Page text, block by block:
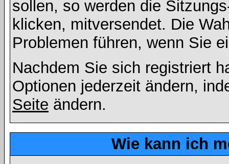
sollen, so werden die
klicken, mitversendet. Die
Problemen führen, wenn Sie
Nachdem Sie sich registriert
Optionen jederzeit ändern,
Seite ändern.
Wie kann ich